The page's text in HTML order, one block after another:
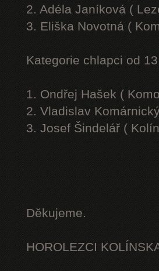
2. Adéla Janíková (
3. Eliška Novotná (
Kategorie chlapci od
1. Ondřej Hašek (
2. Vladislav
3. Josef Šindelář (
Děkujeme.
HOROLEZCI